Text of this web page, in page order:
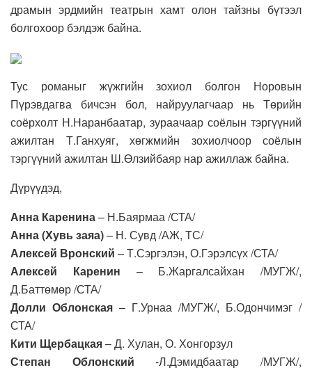
драмын эрдмийн театрын хамт олон тайзны бүтээл
болгохоор бэлдэж байна.
Тус романыг жүжгийн зохиол болгон Норовын
Пүрэвдагва бичсэн бол, найруулагчаар нь Төрийн
соёрхолт Н.Наранбаатар, зураачаар соёлын тэргүүний
ажилтан Т.Ганхуяг, хөгжмийн зохиолчоор соёлын
тэргүүний ажилтан Ш.Өлзийбаяр нар ажиллаж байна.
Дүрүүдэд,
Анна Каренина– Н.Баярмаа /СТА/
Анна (Хувь заяа)– Н. Сувд /АЖ, ТС/
Алексей Вронский – Т.Сэргэлэн, О.Гэрэлсүх /СТА/
Алексей Каренин – Б.Жаргалсайхан /МУГЖ/,
Д.Баттөмөр /СТА/
Долли Облонская – Г.Урнаа /МУГЖ/, Б.Одончимэг /
СТА/
Кити Щербацкая– Д. Хулан, О. Хонгорзул
Степан Облонский -Л.Дэмидбаатар /МУГЖ/,